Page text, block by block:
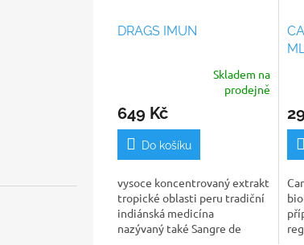
DRAGS IMUN
produktu
je
z
hvězdiček.
Skladem na
prodejně
649 Kč
Do košíku
vysoce koncentrovaný extrakt
tropické oblasti peru tradiční
indiánská medicína
nazývaný také Sangre de